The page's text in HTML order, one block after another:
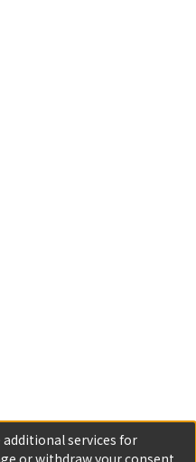
additional services for
or withdraw your consent